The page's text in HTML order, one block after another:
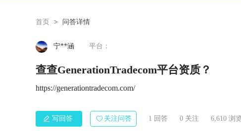
首页 > 问答详情
宁**涵 平台：
查查GenerationTradecom平台资质？
https://generationtradecom.com/
写回答 关注问答 1 回答 0 关注 6,610 浏